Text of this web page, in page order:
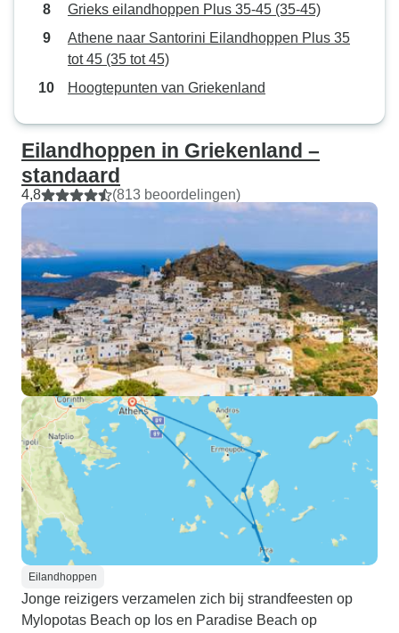
Grieks eilandhoppen Plus 35-45 (35-45)
Athene naar Santorini Eilandhoppen Plus 35
tot 45 (35 tot 45)
Hoogtepunten van Griekenland
Eilandhoppen in Griekenland –
standaard
4,8 (813 beoordelingen)
Eilandhoppen
Jonge reizigers verzamelen zich bij strandfeesten op
Mylopotas Beach op Ios en Paradise Beach op